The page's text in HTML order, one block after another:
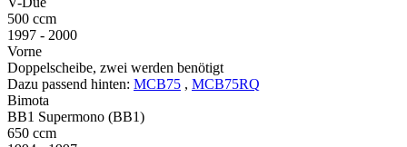
500 ccm
1997 - 2000
Vorne
Doppelscheibe, zwei werden benötigt
Dazu passend hinten: MCB75 , MCB75RQ
Bimota
BB1 Supermono (BB1)
650 ccm